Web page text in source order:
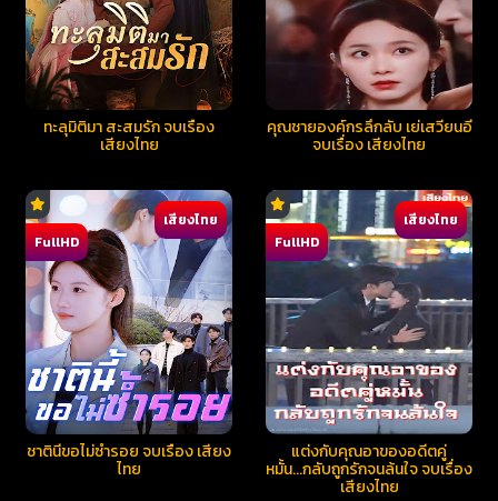
ทะลุมิติมา สะสมรัก จบเรื่อง
เสียงไทย
คุณชายองค์กรลึกลับ เย่เสวียนอี้
จบเรื่อง เสียงไทย
FullHD
เสียงไทย
ชาตินี้ขอไม่ซ้ำรอย จบเรื่อง เสียง
ไทย
FullHD
เสียงไทย
แต่งกับคุณอาของอดีตคู่
หมั้น...กลับถูกรักจนล้นใจ จบเรื่อง
เสียงไทย